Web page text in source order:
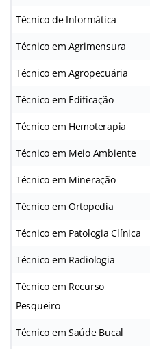
Técnico de Informática
Técnico em Agrimensura
Técnico em Agropecuária
Técnico em Edificação
Técnico em Hemoterapia
Técnico em Meio Ambiente
Técnico em Mineração
Técnico em Ortopedia
Técnico em Patologia Clínica
Técnico em Radiologia
Técnico em Recurso
Pesqueiro
Técnico em Saúde Bucal